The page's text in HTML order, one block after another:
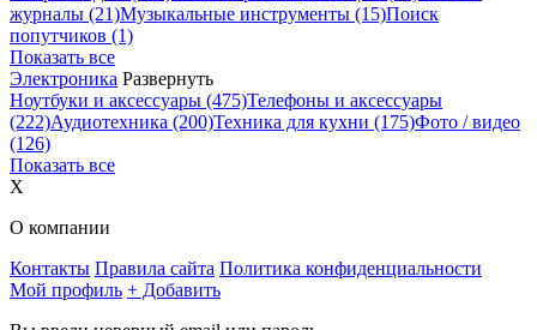
журналы (21)Музыкальные инструменты (15)Поиск
попутчиков (1)
Показать все
Электроника Развернуть
Ноутбуки и аксессуары (475)Телефоны и аксессуары
(222)Аудиотехника (200)Техника для кухни (175)Фото / видео
(126)
Показать все
X
О компании
Контакты Правила сайта Политика конфиденциальности
Мой профиль + Добавить